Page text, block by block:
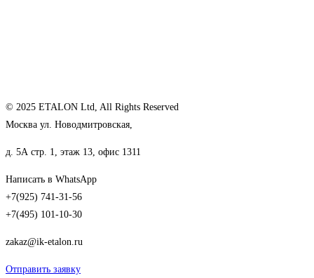
© 2025 ETALON Ltd, All Rights Reserved
Москва ул. Новодмитровская,
д. 5А стр. 1, этаж 13, офис 1311
Написать в WhatsApp
+7(925) 741-31-56
+7(495) 101-10-30
zakaz@ik-etalon.ru
Отправить заявку